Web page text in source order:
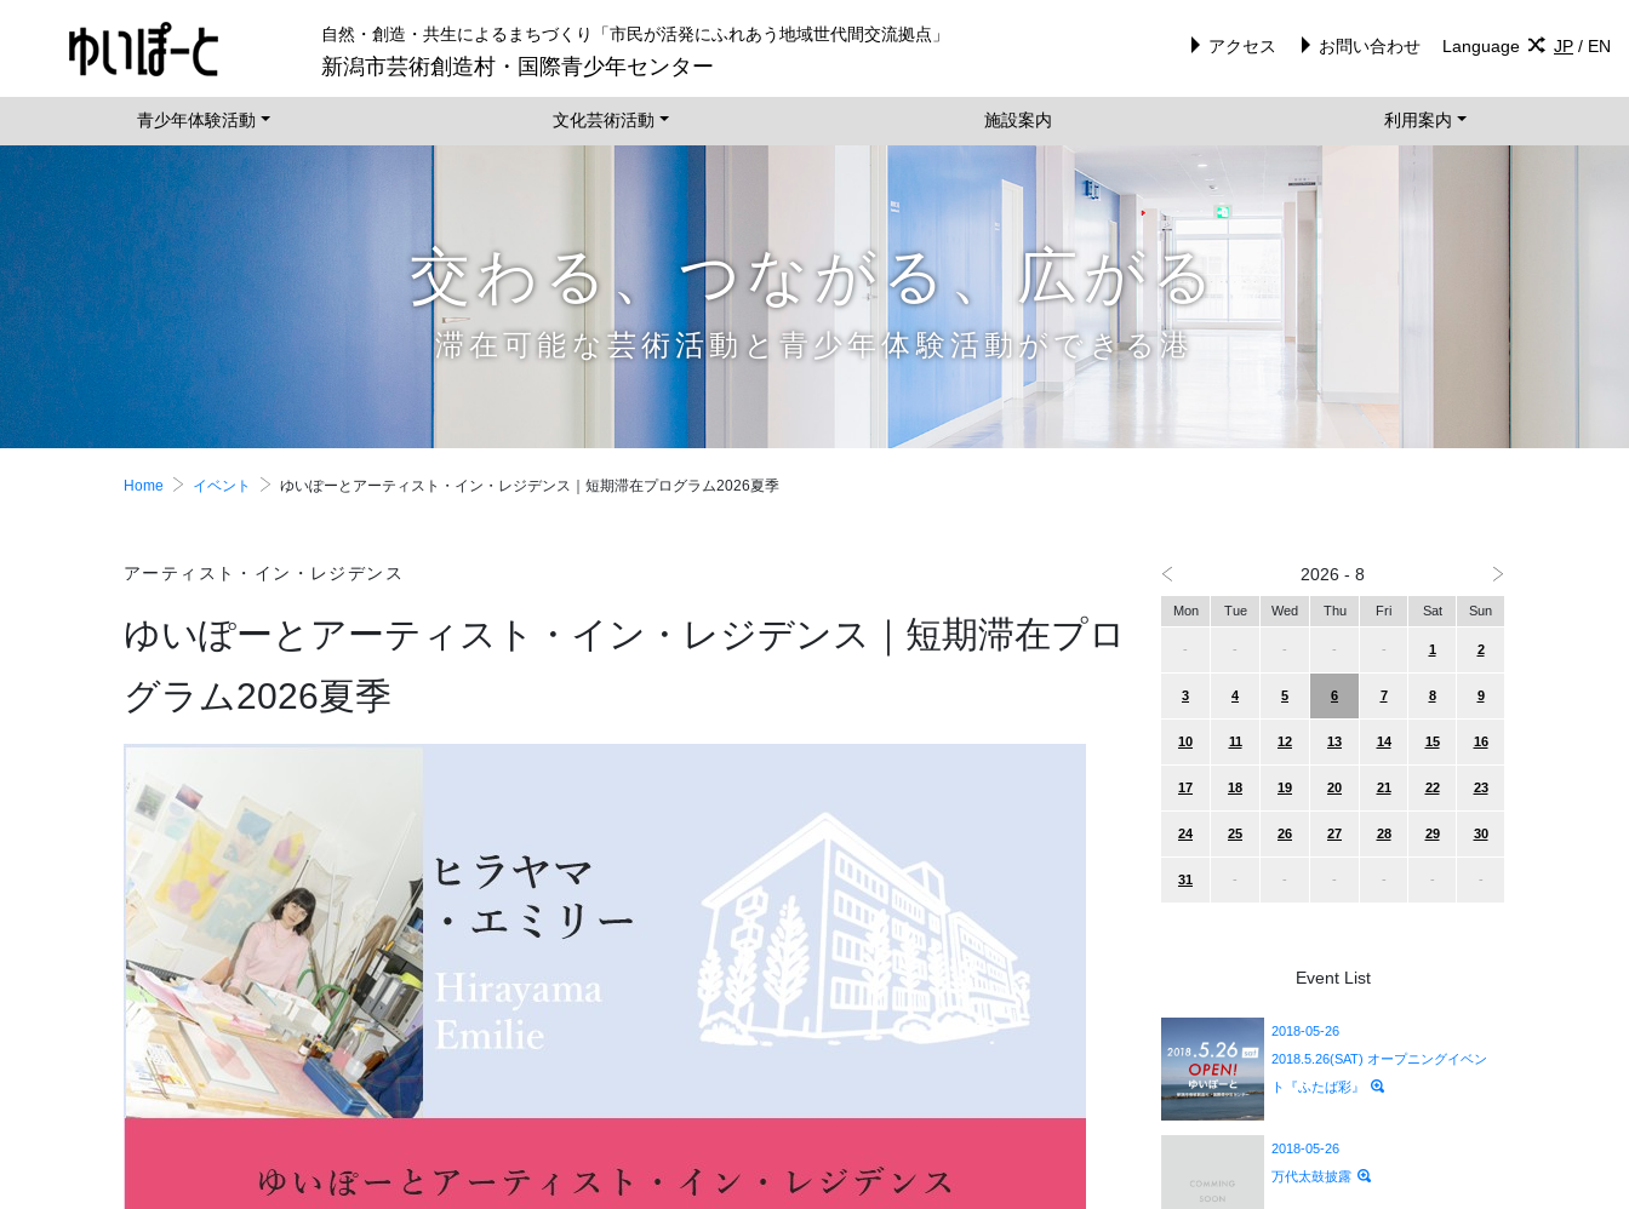
交わる、つながる、広がる
滞在可能な芸術活動と青少年体験活動ができる港
自然・創造・共生によるまちづくり 「市民が活発にふれあう地域世代間交流拠点」
新潟市芸術創造村・国際青少年センター
アクセス お問い合わせ Language JP / EN
青少年体験活動 文化芸術活動 施設案内 利用案内
Home イベント ゆいぽーとアーティスト・イン・レジデンス｜短期滞在プログラム2026夏季
アーティスト・イン・レジデンス
ゆいぽーとアーティスト・イン・レジデンス｜短期滞在プロ
グラム2026夏季
2026 - 8
Mon Tue Wed Thu Fri Sat Sun
- - - - - 1 2
3 4 5 6 7 8 9
10 11 12 13 14 15 16
17 18 19 20 21 22 23
24 25 26 27 28 29 30
31 - - - - - -
Event List
2018-05-26
2018.5.26(SAT) オープニングイベン
ト『ふたば彩』
2018-05-26
万代太鼓披露